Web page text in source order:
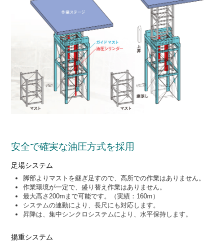
安全で確実な油圧方式を採用
足場システム
脚部よりマストを継ぎ足すので、高所での作業はありません。
作業環境が一定で、盛り替え作業はありません。
最大高さ200mまで可能です。（実績：160m）
システムの連動により、長尺にも対応します。
昇降は、集中シンクロシステムにより、水平保持します。
揚重システム